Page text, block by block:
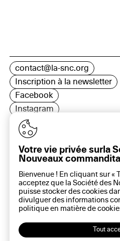
contact@la-snc.org
Inscription à la newsletter
Facebook
Instagram
LinkedIn
16 rue Rambuteau, 75003
Plan du site
Aide sur ce site
Gestion des cookies
Politique des cookies
Politique de confidentialité
Mentions légales
Votre vie privée surla
Nouveaux
Bienvenue ! En cliquant sur «
acceptez que la Société des
puisse stocker des cookies
divulguer des informations
politique en matière de
Tout